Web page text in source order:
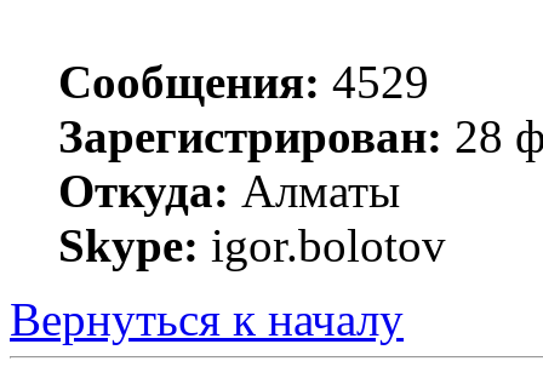
Сообщения: 4529
Зарегистрирован: 28
Откуда: Алматы
Skype: igor.bolotov
Вернуться к началу